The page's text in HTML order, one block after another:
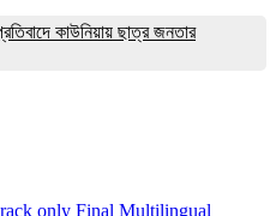
কাউনিয়ায় ছাত্র জনতার